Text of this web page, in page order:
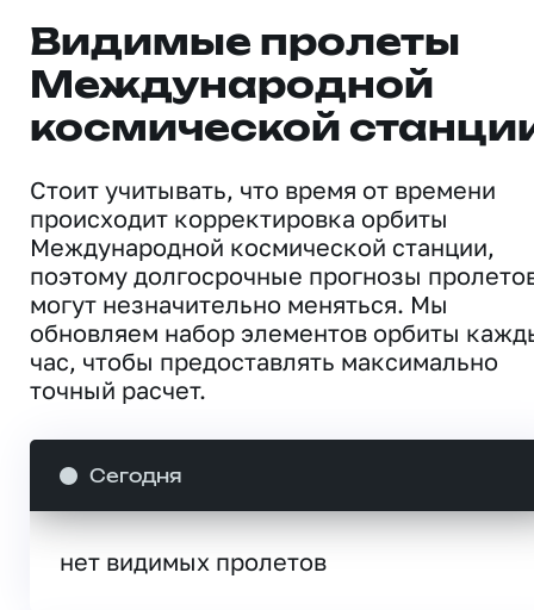
Видимые пролеты
Международной
космической
Стоит учитывать, что время от времени
происходит корректировка орбиты
Международной космической станции,
поэтому долгосрочные прогнозы
могут незначительно меняться. Мы
обновляем набор элементов орбиты
час, чтобы предоставлять максимально
точный расчет.
Сегодня
нет видимых пролетов